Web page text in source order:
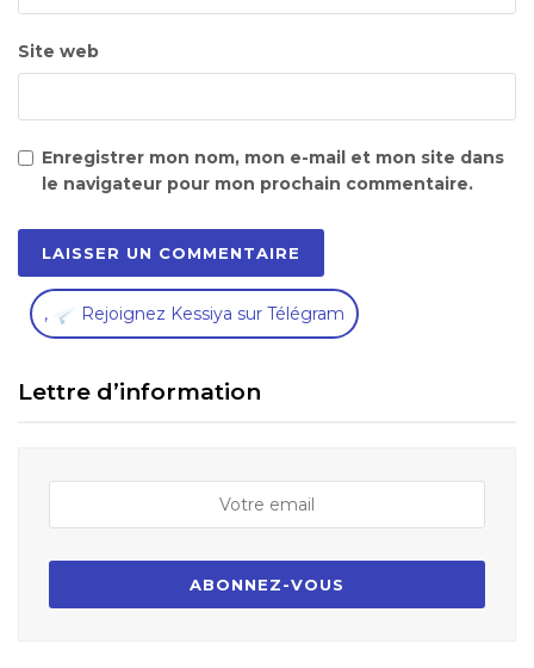
Site web
Enregistrer mon nom, mon e-mail et mon site dans
le navigateur pour mon prochain commentaire.
, Rejoignez Kessiya sur Télégram
Lettre d’information